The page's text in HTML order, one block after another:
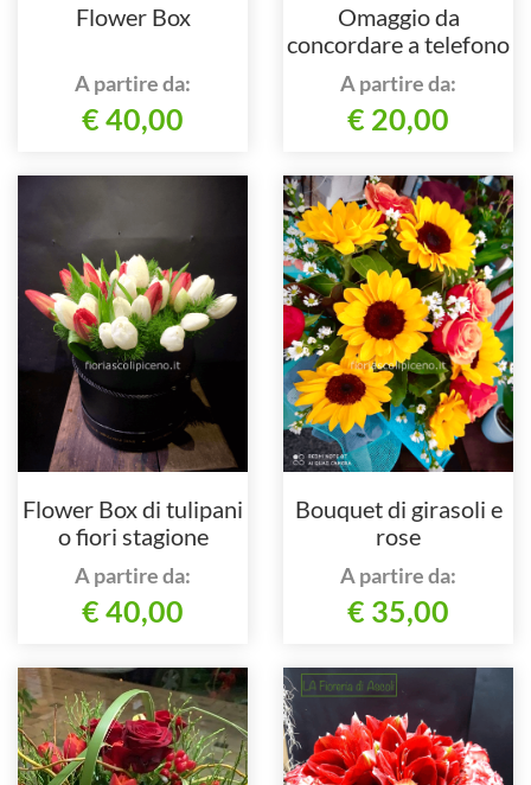
Flower Box
A partire da:
€ 40,00
Omaggio da
concordare a telefono
al nostro numero
A partire da:
€ 20,00
Flower Box di tulipani
o fiori stagione
A partire da:
€ 40,00
Bouquet di girasoli e
rose
A partire da:
€ 35,00